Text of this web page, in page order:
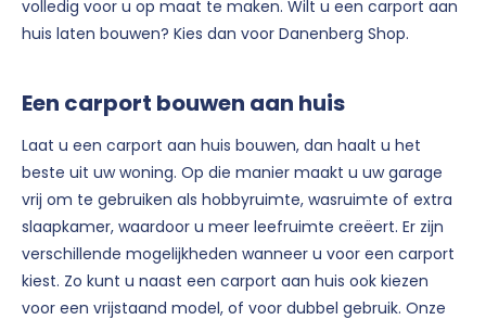
volledig voor u op maat te maken. Wilt u een carport aan
huis laten bouwen? Kies dan voor Danenberg Shop.
Een carport bouwen aan huis
Laat u een carport aan huis bouwen, dan haalt u het
beste uit uw woning. Op die manier maakt u uw garage
vrij om te gebruiken als hobbyruimte, wasruimte of extra
slaapkamer, waardoor u meer leefruimte creëert. Er zijn
verschillende mogelijkheden wanneer u voor een carport
kiest. Zo kunt u naast een carport aan huis ook kiezen
voor een vrijstaand model, of voor dubbel gebruik. Onze